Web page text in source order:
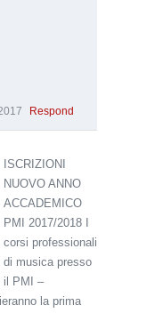
Respond
ISCRIZIONI
NUOVO ANNO
ACCADEMICO
PMI 2017/2018 I
corsi professionali
di musica presso
il PMI –
la prima